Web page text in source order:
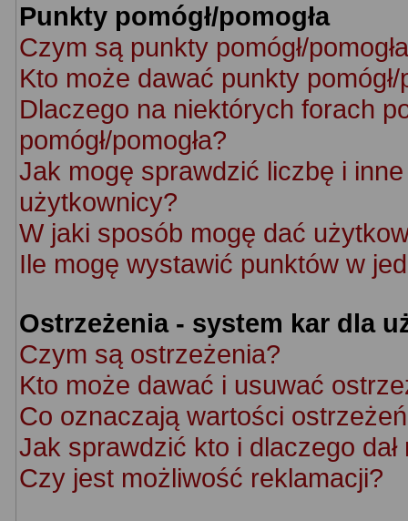
Punkty pomógł/pomogła
Czym są punkty pomógł/
Kto może dawać punkty pomógł/
Dlaczego na niektórych forach
pomógł/pomogła?
Jak mogę sprawdzić liczbę i
użytkownicy?
W jaki sposób mogę dać
Ile mogę wystawić punktów w
Ostrzeżenia - system kar dla
Czym są ostrzeżenia?
Kto może dawać i usuwać
Co oznaczają wartości
Jak sprawdzić kto i dlaczego
Czy jest możliwość reklamacji?